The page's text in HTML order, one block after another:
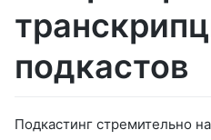
подкастов
Подкастинг стремительно